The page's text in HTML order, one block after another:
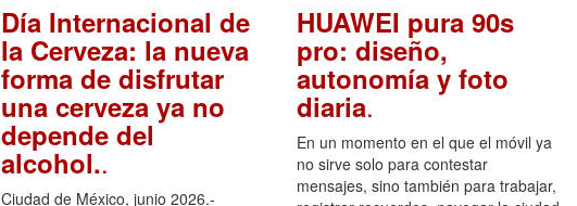
Día Internacional de
la Cerveza: la nueva
forma de disfrutar
una cerveza ya no
depende del
alcohol..
Ciudad de México, junio 2026.-
HUAWEI pura 90s
pro: diseño,
autonomía y foto
diaria.
En un momento en el que el móvil ya
no sirve solo para contestar
mensajes, sino también para trabajar,